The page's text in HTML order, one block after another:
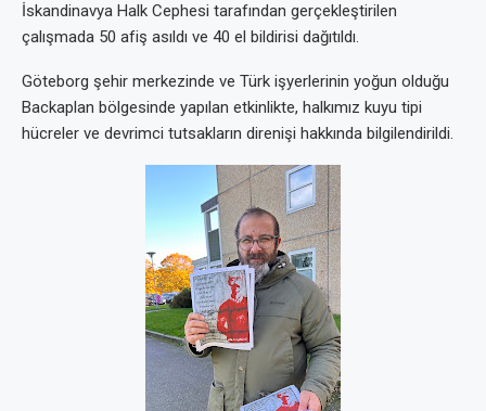
İskandinavya Halk Cephesi tarafından gerçekleştirilen
çalışmada 50 afiş asıldı ve 40 el bildirisi dağıtıldı.
Göteborg şehir merkezinde ve Türk işyerlerinin yoğun olduğu
Backaplan bölgesinde yapılan etkinlikte, halkımız kuyu tipi
hücreler ve devrimci tutsakların direnişi hakkında bilgilendirildi.